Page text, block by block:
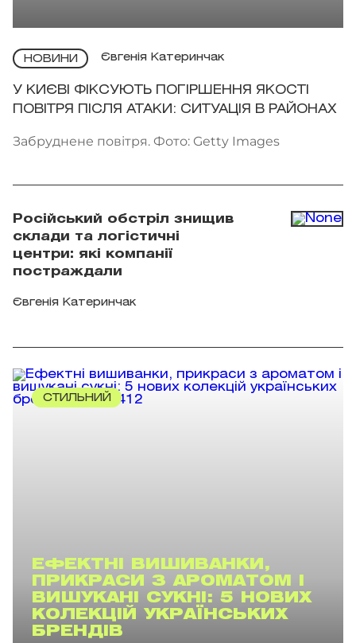
НОВИНИ Євгенія Катеринчак
У КИЄВІ ФІКСУЮТЬ ПОГІРШЕННЯ ЯКОСТІ
ПОВІТРЯ ПІСЛЯ АТАКИ: СИТУАЦІЯ В РАЙОНАХ
Забруднене повітря. Фото: Getty Images
Російський обстріл знищив
склади та логістичні
центри: які компанії
постраждали
Євгенія Катеринчак
СТИЛЬНИЙ
ЕФЕКТНІ ВИШИВАНКИ,
ПРИКРАСИ З АРОМАТОМ І
ВИШУКАНІ СУКНІ: 5 НОВИХ
КОЛЕКЦІЙ УКРАЇНСЬКИХ
БРЕНДІВ